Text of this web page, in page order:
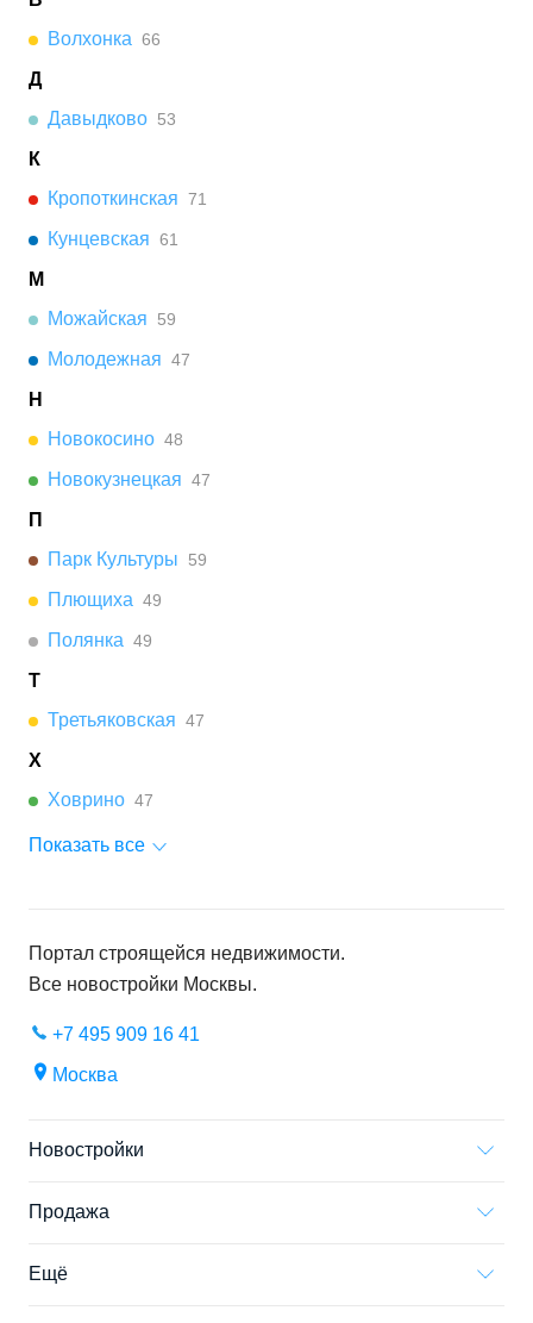
Волхонка 66
Д
Давыдково 53
К
Кропоткинская 71
Кунцевская 61
М
Можайская
59
Молодежная 47
Н
Новокосино 48
Новокузнецкая 47
П
Парк Культуры
59
Плющиха 49
Полянка 49
Т
Третьяковская 47
Х
Ховрино 47
Показать все
Портал строящейся недвижимости.
Все новостройки Москвы.
+7 495 909 16 41
Москва
Новостройки
Продажа
Ещё